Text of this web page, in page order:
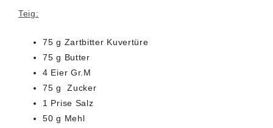
Teig:
75 g Zartbitter Kuvertüre
75 g Butter
4 Eier Gr.M
75 g Zucker
1 Prise Salz
50 g Mehl